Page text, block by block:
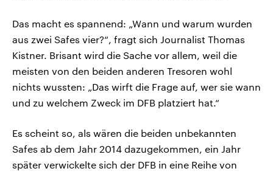
Das macht es spannend: „Wann und warum wurden
aus zwei Safes vier?“, fragt sich Journalist Thomas
Kistner. Brisant wird die Sache vor allem, weil die
meisten von den beiden anderen Tresoren wohl
nichts wussten: „Das wirft die Frage auf, wer sie wann
und zu welchem Zweck im DFB platziert hat.“
Es scheint so, als wären die beiden unbekannten
Safes ab dem Jahr 2014 dazugekommen, ein Jahr
später verwickelte sich der DFB in eine Reihe von